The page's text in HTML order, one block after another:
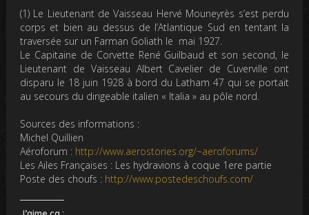
(1) Le Lieutenant de Vaisseau Hervé Mouneyrès s’est perdu
corps et bien au dessus de l’Atlantique Sud en tentant la
traversée sur un Farman Goliath le mai 1927.
Le Capitaine de Corvette René Guilbaud et son second, le
Lieutenant de Vaisseau Albert Cavelier de Cuverville ont
disparu le 18 juin 1928 à bord du Latham 47 qui se portait
au secours du dirigeable italien « Italia » au pôle nord.
Sources des informations :
Michel Quillien
Aéroforum : http://www.aerostories.org/~aeroforums/
Les Ailes Françaises : Les hydravions à coque 1ere partie
Poste des choufs : http://www.postedeschoufs.com/